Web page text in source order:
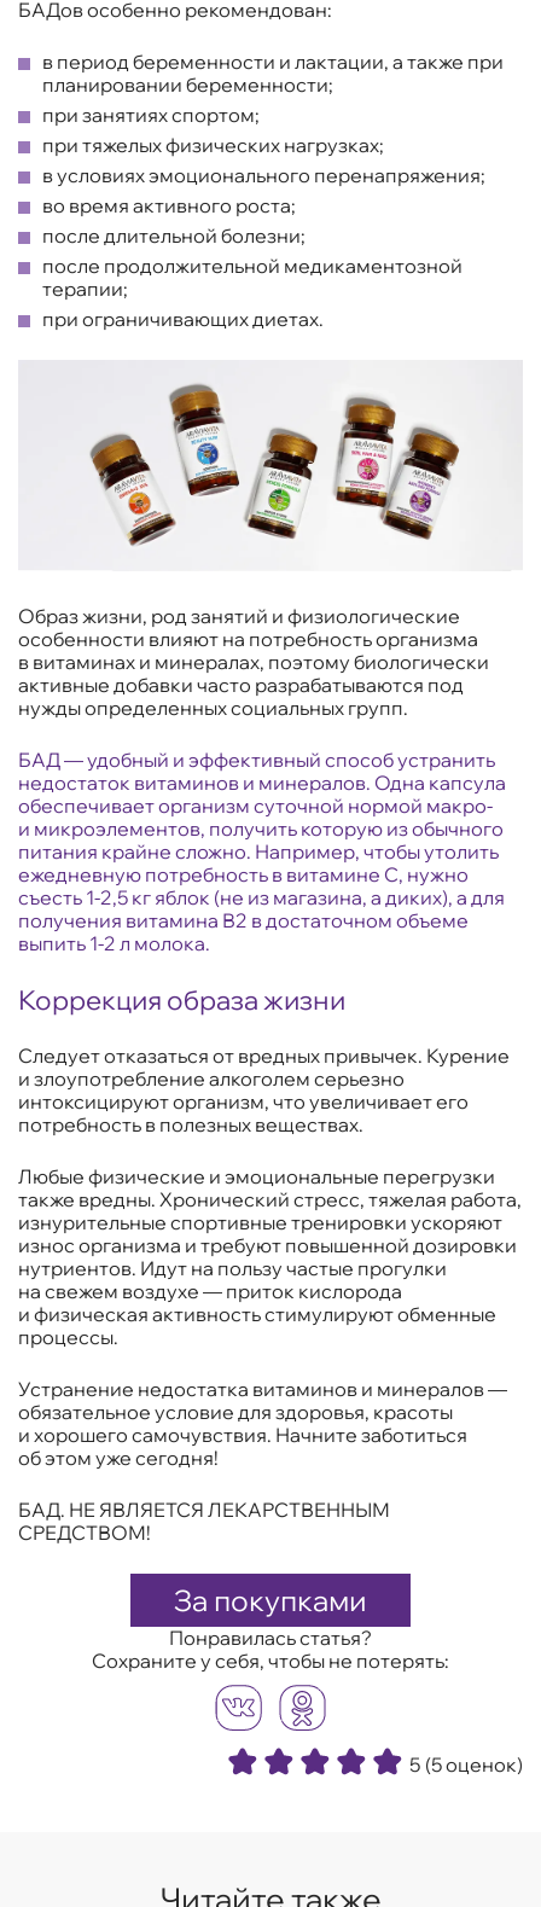
БАДов особенно рекомендован:
в период беременности и лактации, а также при
планировании беременности;
при занятиях спортом;
при тяжелых физических нагрузках;
в условиях эмоционального перенапряжения;
во время активного роста;
после длительной болезни;
после продолжительной медикаментозной
терапии;
при ограничивающих диетах.
Образ жизни, род занятий и физиологические
особенности влияют на потребность организма
в витаминах и минералах, поэтому биологически
активные добавки часто разрабатываются под
нужды определенных социальных групп.
БАД — удобный и эффективный способ устранить
недостаток витаминов и минералов. Одна капсула
обеспечивает организм суточной нормой макро-
и микроэлементов, получить которую из обычного
питания крайне сложно. Например, чтобы утолить
ежедневную потребность в витамине С, нужно
съесть 1-2,5 кг яблок (не из магазина, а диких), а для
получения витамина В2 в достаточном объеме
выпить 1-2 л молока.
Коррекция образа жизни
Следует отказаться от вредных привычек. Курение
и злоупотребление алкоголем серьезно
интоксицируют организм, что увеличивает его
потребность в полезных веществах.
Любые физические и эмоциональные перегрузки
также вредны. Хронический стресс, тяжелая работа,
изнурительные спортивные тренировки ускоряют
износ организма и требуют повышенной дозировки
нутриентов. Идут на пользу частые прогулки
на свежем воздухе — приток кислорода
и физическая активность стимулируют обменные
процессы.
Устранение недостатка витаминов и минералов —
обязательное условие для здоровья, красоты
и хорошего самочувствия. Начните заботиться
об этом уже сегодня!
БАД. НЕ ЯВЛЯЕТСЯ ЛЕКАРСТВЕННЫМ
СРЕДСТВОМ!
За покупками
Понравилась статья?
Сохраните у себя, чтобы не потерять:
5 (5 оценок)
Читайте также